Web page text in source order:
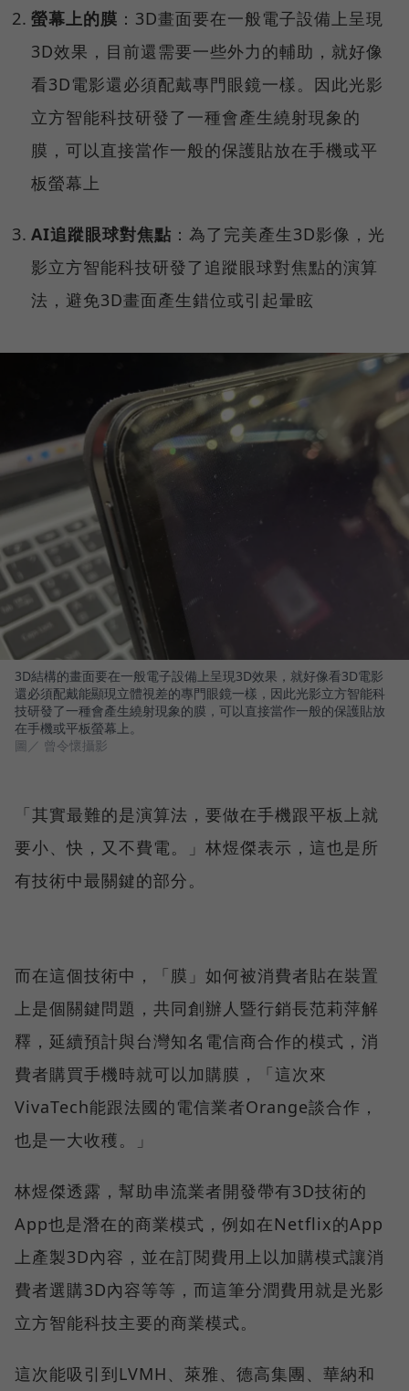
螢幕上的膜 ：3D畫面要在一般電子設備上呈現
3D效果，目前還需要一些外力的輔助，就好像
看3D電影還必須配戴專門眼鏡一樣。因此光影
立方智能科技研發了一種會產生繞射現象的
膜，可以直接當作一般的保護貼放在手機或平
板螢幕上
AI追蹤眼球對焦點 ：為了完美產生3D影像，光
影立方智能科技研發了追蹤眼球對焦點的演算
法，避免3D畫面產生錯位或引起暈眩
3D結構的畫面要在一般電子設備上呈現3D效果，就好像看3D電影
還必須配戴能顯現立體視差的專門眼鏡一樣，因此光影立方智能科
技研發了一種會產生繞射現象的膜，可以直接當作一般的保護貼放
在手機或平板螢幕上。
圖／ 曾令懷攝影
「其實最難的是演算法，要做在手機跟平板上就
要小、快，又不費電。」林煜傑表示，這也是所
有技術中最關鍵的部分。
而在這個技術中，「膜」如何被消費者貼在裝置
上是個關鍵問題，共同創辦人暨行銷長范莉萍解
釋，延續預計與台灣知名電信商合作的模式，消
費者購買手機時就可以加購膜，「這次來
VivaTech能跟法國的電信業者Orange談合作，
也是一大收穫。」
林煜傑透露，幫助串流業者開發帶有3D技術的
App也是潛在的商業模式，例如在Netflix的App
上產製3D內容，並在訂閱費用上以加購模式讓消
費者選購3D內容等等，而這筆分潤費用就是光影
立方智能科技主要的商業模式。
這次能吸引到LVMH、萊雅、德高集團、華納和